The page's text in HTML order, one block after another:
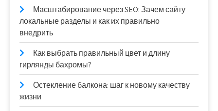
Масштабирование через SEO: Зачем сайту
локальные разделы и как их правильно
внедрить
Как выбрать правильный цвет и длину
гирлянды бахромы?
Остекление балкона: шаг к новому качеству
жизни